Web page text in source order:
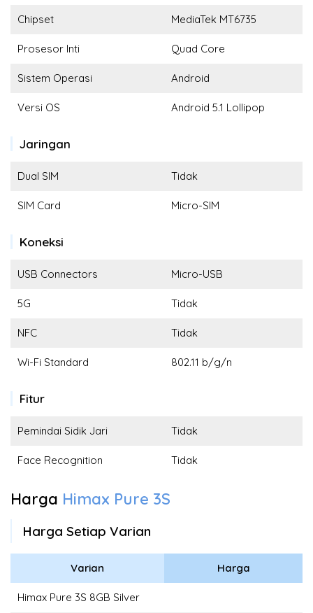
Chipset MediaTek MT6735
Prosesor Inti Quad Core
Sistem Operasi Android
Versi OS Android 5.1 Lollipop
Jaringan
Dual SIM Tidak
SIM Card Micro-SIM
Koneksi
USB Connectors Micro-USB
5G Tidak
NFC Tidak
Wi-Fi Standard 802.11 b/g/n
Fitur
Pemindai Sidik Jari Tidak
Face Recognition Tidak
Harga Himax Pure 3S
Harga Setiap Varian
Varian Harga
Himax Pure 3S 8GB Silver